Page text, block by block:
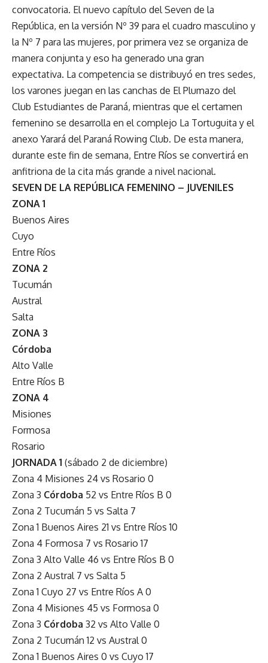
convocatoria. El nuevo capítulo del Seven de la
República, en la versión Nº 39 para el cuadro masculino y
la Nº 7 para las mujeres, por primera vez se organiza de
manera conjunta y eso ha generado una gran
expectativa. La competencia se distribuyó en tres sedes,
los varones juegan en las canchas de El Plumazo del
Club Estudiantes de Paraná, mientras que el certamen
femenino se desarrolla en el complejo La Tortuguita y el
anexo Yarará del Paraná Rowing Club. De esta manera,
durante este fin de semana, Entre Ríos se convertirá en
anfitriona de la cita más grande a nivel nacional.
SEVEN DE LA REPÚBLICA FEMENINO – JUVENILES
ZONA 1
Buenos Aires
Cuyo
Entre Ríos
ZONA 2
Tucumán
Austral
Salta
ZONA 3
Córdoba
Alto Valle
Entre Ríos B
ZONA 4
Misiones
Formosa
Rosario
JORNADA 1 (sábado 2 de diciembre)
Zona 4 Misiones 24 vs Rosario 0
Zona 3 Córdoba 52 vs Entre Ríos B 0
Zona 2 Tucumán 5 vs Salta 7
Zona 1 Buenos Aires 21 vs Entre Ríos 10
Zona 4 Formosa 7 vs Rosario 17
Zona 3 Alto Valle 46 vs Entre Ríos B 0
Zona 2 Austral 7 vs Salta 5
Zona 1 Cuyo 27 vs Entre Ríos A 0
Zona 4 Misiones 45 vs Formosa 0
Zona 3 Córdoba 32 vs Alto Valle 0
Zona 2 Tucumán 12 vs Austral 0
Zona 1 Buenos Aires 0 vs Cuyo 17